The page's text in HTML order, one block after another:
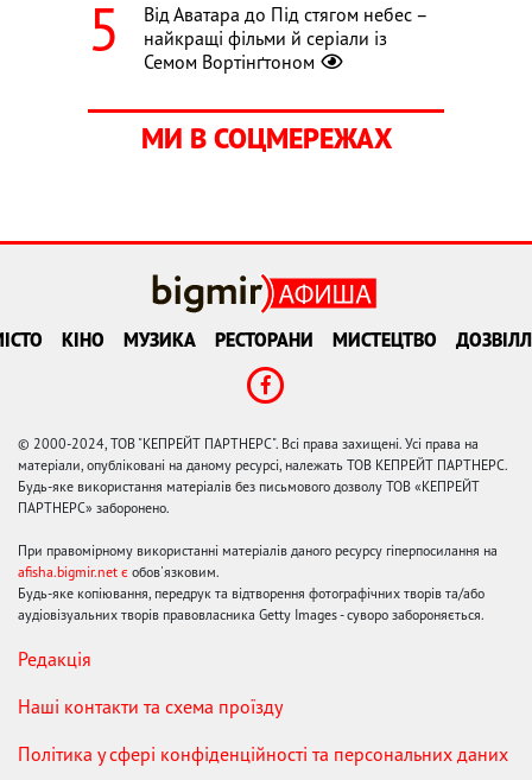
Від Аватара до Під стягом небес –
найкращі фільми й серіали із
Семом Вортінґтоном
МИ В СОЦМЕРЕЖАХ
КІНО МУЗИКА РЕСТОРАНИ МИСТЕЦТВО
© 2000-2024, ТОВ "КЕПРЕЙТ ПАРТНЕРС". Всі права захищені. Усі права на
матеріали, опубліковані на даному ресурсі, належать ТОВ КЕПРЕЙТ ПАРТНЕРС.
Будь-яке використання матеріалів без письмового дозволу ТОВ «КЕПРЕЙТ
ПАРТНЕРС» заборонено.
При правомірному використанні матеріалів даного ресурсу гіперпосилання на
afisha.bigmir.net є обов'язковим.
Будь-яке копіювання, передрук та відтворення фотографічних творів та/або
аудіовізуальних творів правовласника Getty Images - суворо забороняється.
Редакція
Наші контакти та схема проїзду
Політика у сфері конфіденційності та персональних даних